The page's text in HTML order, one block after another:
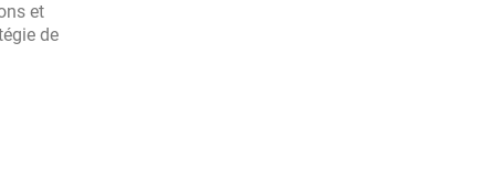
et
de